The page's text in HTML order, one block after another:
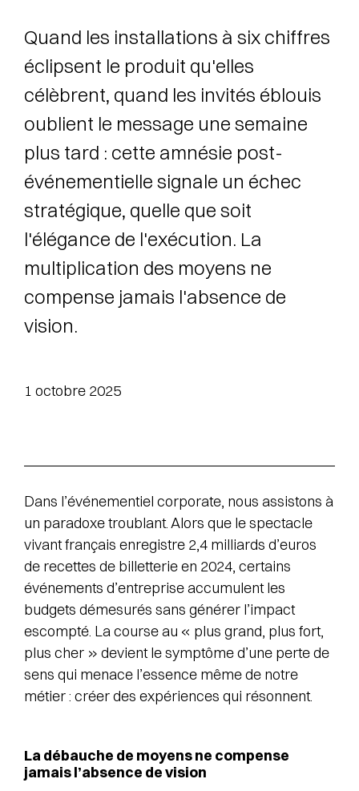
Quand les installations à six chiffres
éclipsent le produit qu'elles
célèbrent, quand les invités éblouis
oublient le message une semaine
plus tard : cette amnésie post-
événementielle signale un échec
stratégique, quelle que soit
l'élégance de l'exécution. La
multiplication des moyens ne
compense jamais l'absence de
vision.
1 octobre 2025
Dans l’événementiel corporate, nous assistons à
un paradoxe troublant. Alors que le spectacle
vivant français enregistre 2,4 milliards d’euros
de recettes de billetterie en 2024, certains
événements d’entreprise accumulent les
budgets démesurés sans générer l’impact
escompté. La course au « plus grand, plus fort,
plus cher » devient le symptôme d’une perte de
sens qui menace l’essence même de notre
métier : créer des expériences qui résonnent.
La débauche de moyens ne compense
jamais l’absence de vision